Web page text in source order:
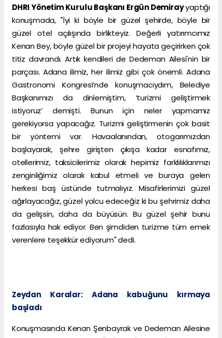
DHRI Yönetim Kurulu Başkanı Ergün Demirayyaptığı
konuşmada, "İyi ki böyle bir güzel şehirde, böyle bir
güzel otel açılışında birlikteyiz. Değerli yatırımcımız
Kenan Bey, böyle güzel bir projeyi hayata geçirirken çok
titiz davrandı. Artık kendileri de Dedeman Ailesi'nin bir
parçası. Adana ilimiz, her ilimiz gibi çok önemli. Adana
Gastronomi Kongresi’nde konuşmacıydım, Belediye
Başkanımızı da dinlemiştim, ‘turizmi geliştirmek
istiyoruz’ demişti. Bunun için neler yapmamız
gerekiyorsa yapacağız. Turizmi geliştirmenin çok basit
bir yöntemi var. Havaalanından, otogarımızdan
başlayarak, şehre girişten çıkışa kadar esnafımız,
otellerimiz, taksicilerimiz olarak hepimiz farklılıklarımızı
zenginliğimiz olarak kabul etmeli ve buraya gelen
herkesi baş üstünde tutmalıyız. Misafirlerimizi güzel
ağırlayacağız, güzel yolcu edeceğiz ki bu şehrimiz daha
da gelişsin, daha da büyüsün. Bu güzel şehir bunu
fazlasıyla hak ediyor. Ben şimdiden turizme tüm emek
verenlere teşekkür ediyorum" dedi.
Zeydan Karalar: Adana kabuğunu kırmaya
başladı
Konuşmasında Kenan Şenbayrak ve Dedeman Ailesine